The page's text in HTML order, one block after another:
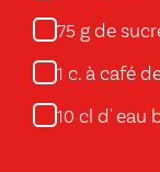
75 g de
1 c. à café
10 cl d' eau